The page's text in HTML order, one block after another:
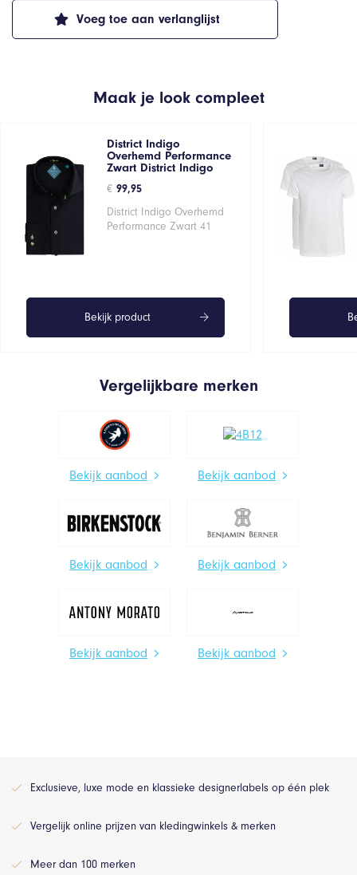
Voeg toe aan verlanglijst
Maak je look compleet
District Indigo
Overhemd Performance
Zwart District Indigo
€ 99,95
District Indigo Overhemd
Performance Zwart 41
Bekijk product
Vergelijkbare merken
Bekijk aanbod Bekijk aanbod
Bekijk aanbod Bekijk aanbod
Bekijk aanbod Bekijk aanbod
Exclusieve, luxe mode en klassieke designerlabels op één plek
Vergelijk online prijzen van kledingwinkels & merken
Meer dan 100 merken